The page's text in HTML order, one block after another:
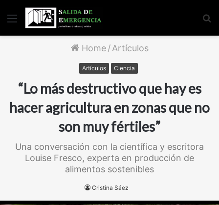
Menu
Home /Artículos
Artículos Ciencia
“Lo más destructivo que hay es
hacer agricultura en zonas que no
son muy fértiles”
Una conversación con la científica y escritora
Louise Fresco, experta en producción de
alimentos sostenibles
Cristina Sáez